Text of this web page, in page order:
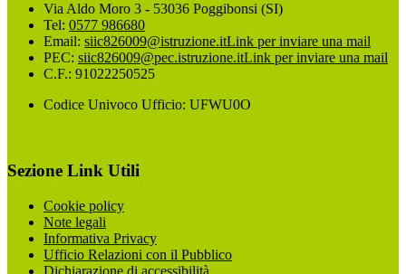
Via Aldo Moro 3 - 53036 Poggibonsi (SI)
Tel: 0577 986680
Email: siic826009@istruzione.itLink per inviare una mail
PEC: siic826009@pec.istruzione.itLink per inviare una mail
C.F.: 91022250525
Codice Univoco Ufficio: UFWU0O
Sezione Link Utili
Cookie policy
Note legali
Informativa Privacy
Ufficio Relazioni con il Pubblico
Dichiarazione di accessibilità